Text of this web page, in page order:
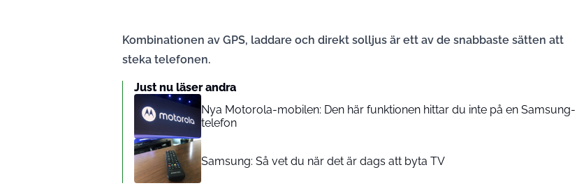
Kombinationen av GPS, laddare och direkt solljus är ett av de snabbaste sätten att
steka telefonen.
Just nu läser andra
Nya Motorola-mobilen: Den här funktionen hittar du inte på en Samsung-
telefon
Samsung: Så vet du när det är dags att byta TV